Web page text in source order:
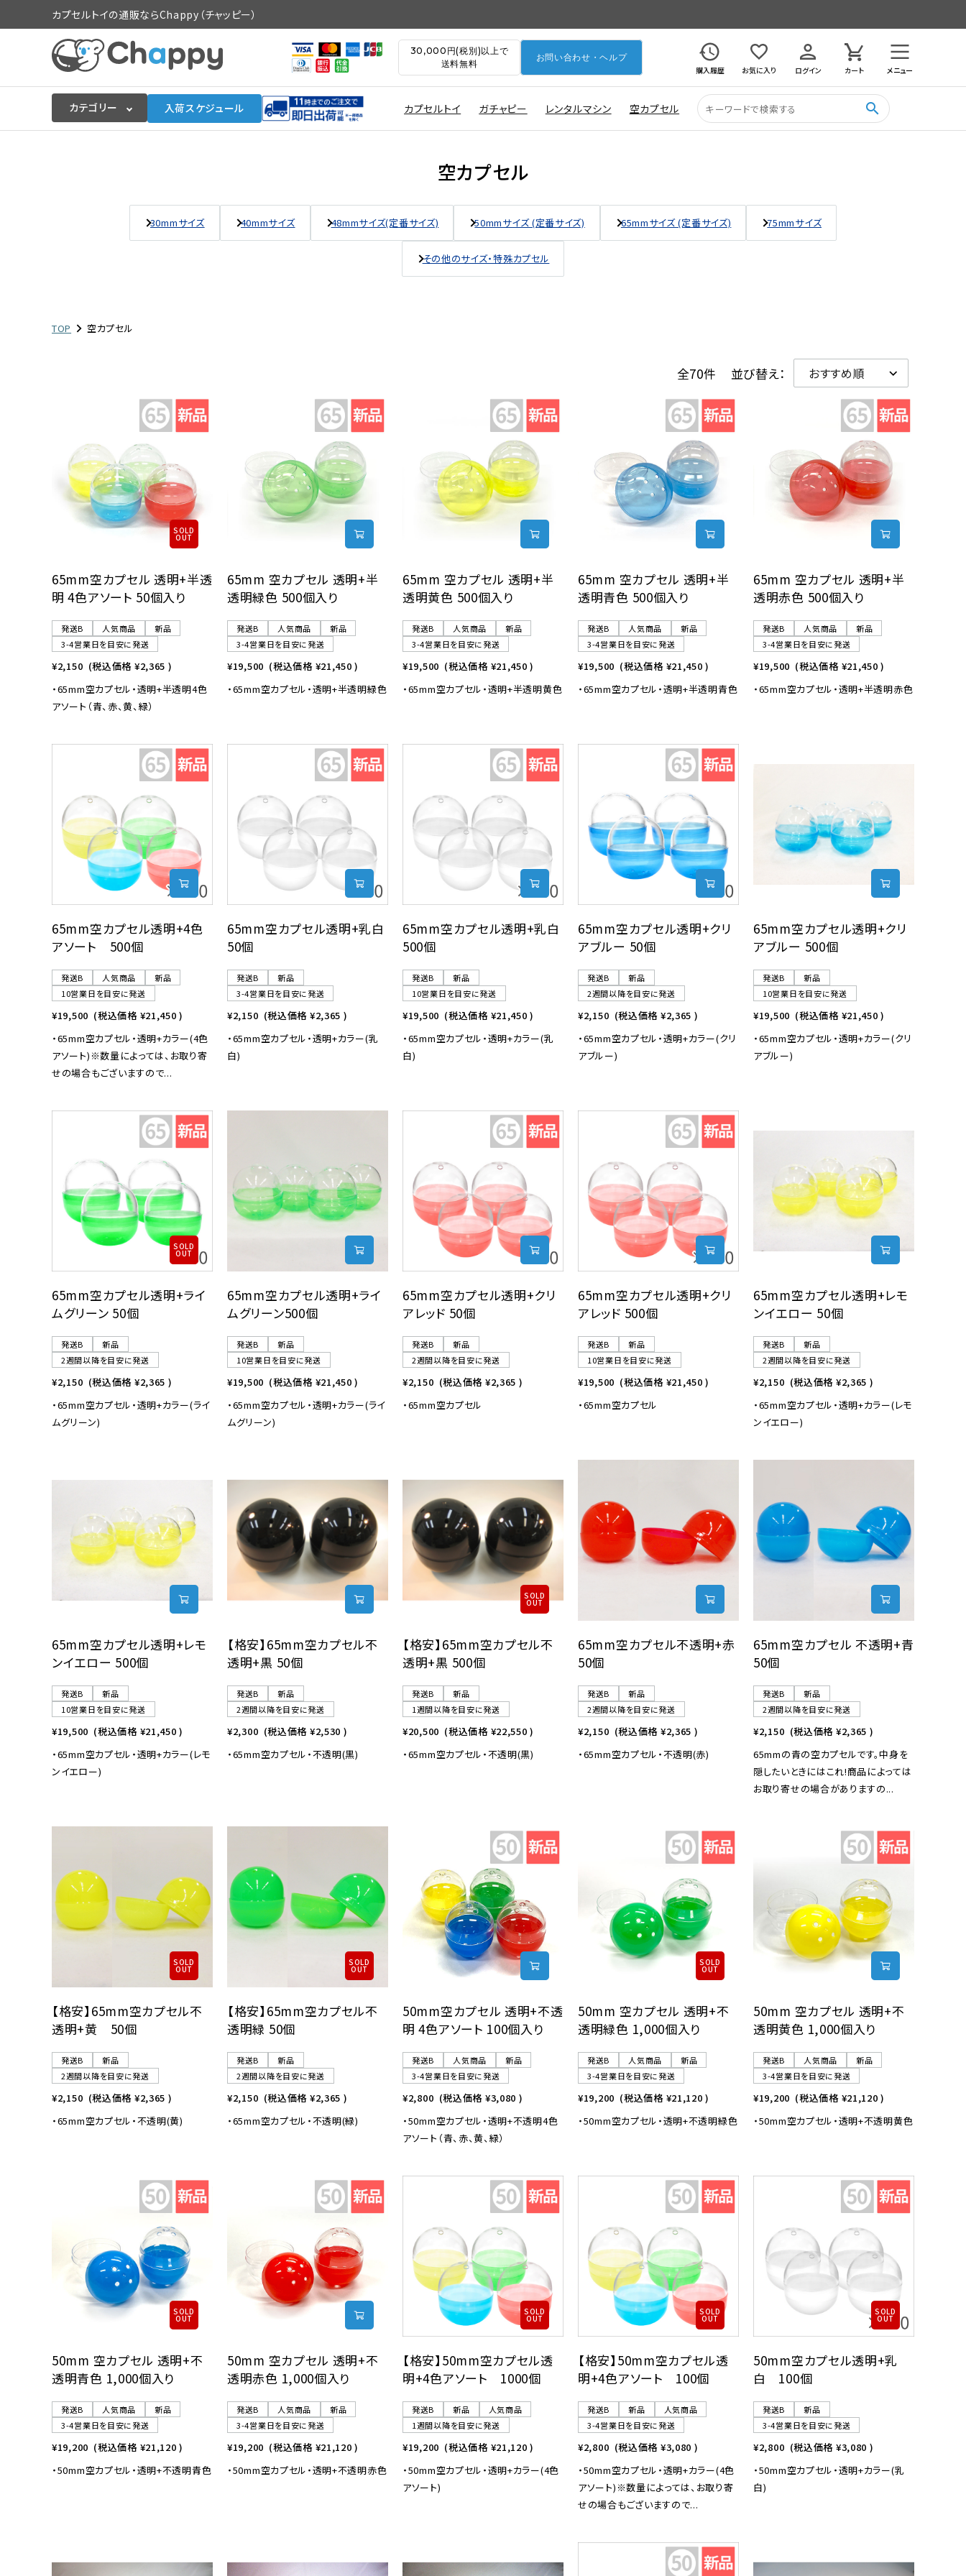
カプセルトイの通販ならChappy（チャッピー）
30,000円(税別)以上で
送料無料
お問い合わせ・ヘルプ
購入履歴
お気に入り ログイン カート メニュー
カテゴリー 入荷スケジュール カプセルトイ ガチャピー レンタルマシン 空カプセル search
よくあるご質問
ご利用ガイド
06-6282-7659
空カプセル
30mmサイズ 40mmサイズ 48mmサイズ(定番サイズ) 50mmサイズ (定番サイズ) 65mmサイズ (定番サイズ) 75mmサイズ
その他のサイズ・特殊カプセル
TOP 空カプセル
全70件 並び替え：
SOLD
OUT
65mm空カプセル 透明+半透
明 4色アソート 50個入り
発送B 人気商品
新品
3-4営業日を目安に発送
¥2,150 (税込価格 ¥2,365 )
・65mm空カプセル・透明+半透明4色
アソート（青、赤、黄、緑）
65mm 空カプセル 透明+半
透明緑色 500個入り
発送B 人気商品
新品
3-4営業日を目安に発送
¥19,500 (税込価格 ¥21,450 )
・65mm空カプセル・透明+半透明緑色
65mm 空カプセル 透明+半
透明黄色 500個入り
発送B 人気商品
新品
3-4営業日を目安に発送
¥19,500 (税込価格 ¥21,450 )
・65mm空カプセル・透明+半透明黄色
65mm 空カプセル 透明+半
透明青色 500個入り
発送B 人気商品
新品
3-4営業日を目安に発送
¥19,500 (税込価格 ¥21,450 )
・65mm空カプセル・透明+半透明青色
65mm 空カプセル 透明+半
透明赤色 500個入り
発送B 人気商品
新品
3-4営業日を目安に発送
¥19,500 (税込価格 ¥21,450 )
・65mm空カプセル・透明+半透明赤色
65mm空カプセル透明+4色
アソート 500個
発送B 人気商品
新品
10営業日を目安に発送
¥19,500 (税込価格 ¥21,450 )
・65mm空カプセル・透明+カラー(4色
アソート)※数量によっては、お取り寄
せの場合もございますので...
65mm空カプセル透明+乳白
50個
発送B
新品
3-4営業日を目安に発送
¥2,150 (税込価格 ¥2,365 )
・65mm空カプセル・透明+カラー(乳
白)
65mm空カプセル透明+乳白
500個
発送B
新品
10営業日を目安に発送
¥19,500 (税込価格 ¥21,450 )
・65mm空カプセル・透明+カラー(乳
白)
65mm空カプセル透明+クリ
アブルー 50個
発送B
新品
2週間以降を目安に発送
¥2,150 (税込価格 ¥2,365 )
・65mm空カプセル・透明+カラー(クリ
アブルー)
65mm空カプセル透明+クリ
アブルー 500個
発送B
新品
10営業日を目安に発送
¥19,500 (税込価格 ¥21,450 )
・65mm空カプセル・透明+カラー(クリ
アブルー)
SOLD
OUT
65mm空カプセル透明+ライ
ムグリーン 50個
発送B
新品
2週間以降を目安に発送
¥2,150 (税込価格 ¥2,365 )
・65mm空カプセル・透明+カラー(ライ
ムグリーン)
65mm空カプセル透明+ライ
ムグリーン500個
発送B
新品
10営業日を目安に発送
¥19,500 (税込価格 ¥21,450 )
・65mm空カプセル・透明+カラー(ライ
ムグリーン)
65mm空カプセル透明+クリ
アレッド 50個
発送B
新品
2週間以降を目安に発送
¥2,150 (税込価格 ¥2,365 )
・65mm空カプセル
65mm空カプセル透明+クリ
アレッド 500個
発送B
新品
10営業日を目安に発送
¥19,500 (税込価格 ¥21,450 )
・65mm空カプセル
65mm空カプセル透明+レモ
ンイエロー 50個
発送B
新品
2週間以降を目安に発送
¥2,150 (税込価格 ¥2,365 )
・65mm空カプセル・透明+カラー(レモ
ンイエロー)
65mm空カプセル透明+レモ
ンイエロー 500個
発送B
新品
10営業日を目安に発送
¥19,500 (税込価格 ¥21,450 )
・65mm空カプセル・透明+カラー(レモ
ンイエロー)
【格安】65mm空カプセル不
透明+黒 50個
発送B
新品
2週間以降を目安に発送
¥2,300 (税込価格 ¥2,530 )
・65mm空カプセル・不透明(黒)
SOLD
OUT
【格安】65mm空カプセル不
透明+黒 500個
発送B
新品
1週間以降を目安に発送
¥20,500 (税込価格 ¥22,550 )
・65mm空カプセル・不透明(黒)
65mm空カプセル不透明+赤
50個
発送B
新品
2週間以降を目安に発送
¥2,150 (税込価格 ¥2,365 )
・65mm空カプセル・不透明(赤)
65mm空カプセル 不透明+青
50個
発送B
新品
2週間以降を目安に発送
¥2,150 (税込価格 ¥2,365 )
65mmの青の空カプセルです。中身を
隠したいときにはこれ!商品によっては
お取り寄せの場合がありますの...
SOLD
OUT
【格安】65mm空カプセル不
透明+黄 50個
発送B
新品
2週間以降を目安に発送
¥2,150 (税込価格 ¥2,365 )
・65mm空カプセル・不透明(黄)
SOLD
OUT
【格安】65mm空カプセル不
透明緑 50個
発送B
新品
2週間以降を目安に発送
¥2,150 (税込価格 ¥2,365 )
・65mm空カプセル・不透明(緑)
50mm空カプセル 透明+不透
明 4色アソート 100個入り
発送B 人気商品
新品
3-4営業日を目安に発送
¥2,800 (税込価格 ¥3,080 )
・50mm空カプセル・透明+不透明4色
アソート（青、赤、黄、緑）
SOLD
OUT
50mm 空カプセル 透明+不
透明緑色 1,000個入り
発送B 人気商品
新品
3-4営業日を目安に発送
¥19,200 (税込価格 ¥21,120 )
・50mm空カプセル・透明+不透明緑色
50mm 空カプセル 透明+不
透明黄色 1,000個入り
発送B 人気商品
新品
3-4営業日を目安に発送
¥19,200 (税込価格 ¥21,120 )
・50mm空カプセル・透明+不透明黄色
SOLD
OUT
50mm 空カプセル 透明+不
透明青色 1,000個入り
発送B 人気商品
新品
3-4営業日を目安に発送
¥19,200 (税込価格 ¥21,120 )
・50mm空カプセル・透明+不透明青色
50mm 空カプセル 透明+不
透明赤色 1,000個入り
発送B 人気商品
新品
3-4営業日を目安に発送
¥19,200 (税込価格 ¥21,120 )
・50mm空カプセル・透明+不透明赤色
SOLD
OUT
【格安】50mm空カプセル透
明+4色アソート 1000個
発送B 新品
人気商品
1週間以降を目安に発送
¥19,200 (税込価格 ¥21,120 )
・50mm空カプセル・透明+カラー(4色
アソート)
SOLD
OUT
【格安】50mm空カプセル透
明+4色アソート 100個
発送B 新品
人気商品
3-4営業日を目安に発送
¥2,800 (税込価格 ¥3,080 )
・50mm空カプセル・透明+カラー(4色
アソート)※数量によっては、お取り寄
せの場合もございますので...
SOLD
OUT
50mm空カプセル透明+乳
白 100個
発送B
新品
3-4営業日を目安に発送
¥2,800 (税込価格 ¥3,080 )
・50mm空カプセル・透明+カラー(乳
白)